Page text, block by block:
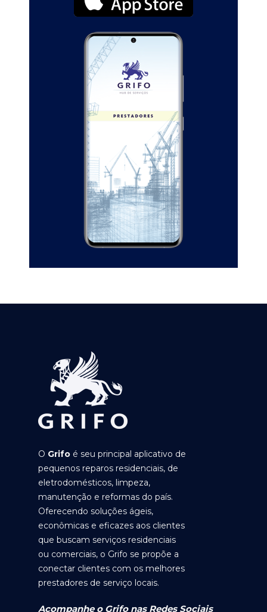
O Grifo é seu principal aplicativo de
pequenos reparos residenciais, de
eletrodomésticos, limpeza,
manutenção e reformas do país.
Oferecendo soluções ágeis,
econômicas e eficazes aos clientes
que buscam serviços residenciais
ou comerciais, o Grifo se propõe a
conectar clientes com os melhores
prestadores de serviço locais.
Acompanhe o Grifo nas Redes Sociais